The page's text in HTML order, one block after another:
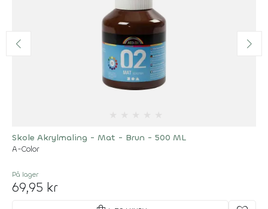
Skole Akrylmaling - Mat - Brun - 500 ML
A-Color
På lager
69,95 kr